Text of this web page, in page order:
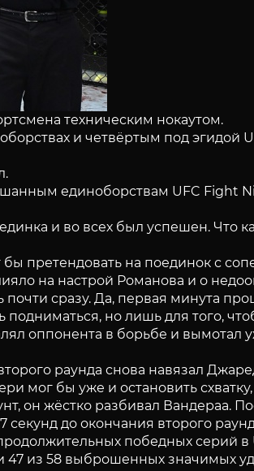
техническим нокаутом.
и четвёртым под
единоборствам UFC Fight
и во всех был успешен. Что
претендовать на поединок с
на настрой Романова и о
сразу. Да, первая минута
но лишь для того,
оппонента в борьбе и
раунда снова навязал
мог бы уже и остановить
он жёстко разбивал
до окончания второго
победных серий
из 58 выброшенных значимых